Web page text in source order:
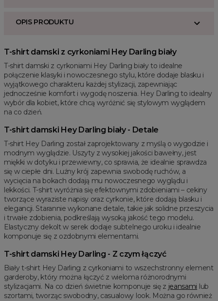
OPIS PRODUKTU
T-shirt damski z cyrkoniami Hey Darling biały
T-shirt damski z cyrkoniami Hey Darling biały to idealne
połączenie klasyki i nowoczesnego stylu, które dodaje blasku i
wyjątkowego charakteru każdej stylizacji, zapewniając
jednocześnie komfort i wygodę noszenia. Hey Darling to idealny
wybór dla kobiet, które chcą wyróżnić się stylowym wyglądem
na co dzień.
T-shirt damski Hey Darling biały - Detale
T-shirt Hey Darling został zaprojektowany z myślą o wygodzie i
modnym wyglądzie. Uszyty z wysokiej jakości bawełny, jest
miękki w dotyku i przewiewny, co sprawia, że idealnie sprawdza
się w ciepłe dni. Luźny krój zapewnia swobodę ruchów, a
wycięcia na bokach dodają mu nowoczesnego wyglądu i
lekkości. T-shirt wyróżnia się efektownymi zdobieniami – cekiny
tworzące wyraziste napisy oraz cyrkonie, które dodają blasku i
elegancji. Starannie wykonane detale, takie jak solidne przeszycia
i trwałe zdobienia, podkreślają wysoką jakość tego modelu.
Elastyczny dekolt w serek dodaje subtelnego uroku i idealnie
komponuje się z ozdobnymi elementami.
T-shirt damski Hey Darling - Z czym łączyć
Biały t-shirt Hey Darling z cyrkoniami to wszechstronny element
garderoby, który można łączyć z wieloma różnorodnymi
stylizacjami. Na co dzień świetnie komponuje się z jeansami lub
szortami, tworząc swobodny, casualowy look. Można go również